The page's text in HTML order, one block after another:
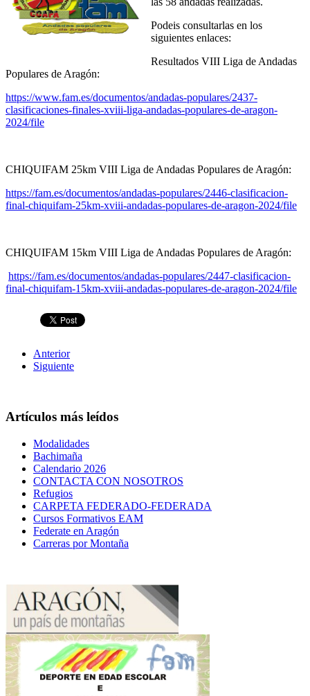
Podeis consultarlas en los
siguientes enlaces:
Resultados VIII Liga de Andadas
Populares de Aragón:
https://www.fam.es/documentos/andadas-populares/2437-
clasificaciones-finales-xviii-liga-andadas-populares-de-aragon-
2024/file
CHIQUIFAM 25km VIII Liga de Andadas Populares de Aragón:
https://fam.es/documentos/andadas-populares/2446-clasificacion-
final-chiquifam-25km-xviii-andadas-populares-de-aragon-2024/file
CHIQUIFAM 15km VIII Liga de Andadas Populares de Aragón:
https://fam.es/documentos/andadas-populares/2447-clasificacion-
final-chiquifam-15km-xviii-andadas-populares-de-aragon-2024/file
Anterior
Siguiente
Artículos más leídos
Modalidades
Bachimaña
Calendario 2026
CONTACTA CON NOSOTROS
Refugios
CARPETA FEDERADO-FEDERADA
Cursos Formativos EAM
Federate en Aragón
Carreras por Montaña